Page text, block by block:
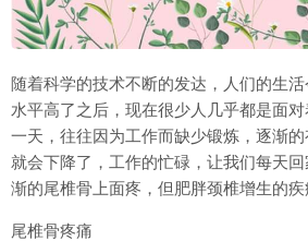
随着科学的技术不断的发达，人们的生
水平高了之后，现在很少人几乎都是面
一天，往往因为工作而缺少锻炼，逐渐
就会下降了，工作的忙碌，让我们每天
渐的尾椎骨上面疼，但肥胖颈椎增生的疾
尾椎骨疼痛